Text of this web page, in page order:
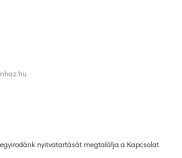
nyitvatartását megtalálja a Kapcsolat